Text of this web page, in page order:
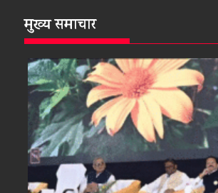
मुख्य समाचार